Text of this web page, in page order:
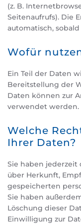
(z. B.
Seitenaufrufs). Die
automatisch,
Wofür
Ein Teil der Daten
Bereitstellung der
Daten können zur
verwendet werden.
Welche
Ihrer Daten?
Sie haben jederzeit
über Herkunft,
gespeicherten
Sie haben
Löschung dieser
Einwilligung zur